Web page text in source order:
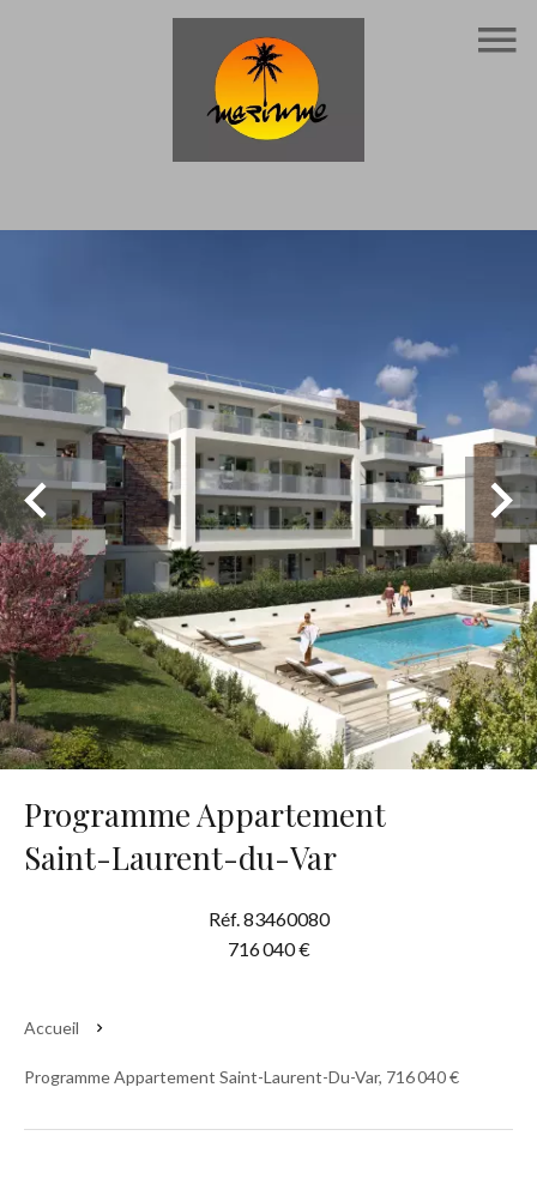
Programme Appartement
Saint-Laurent-du-Var
Réf. 83460080
716 040 €
Accueil
Programme Appartement Saint-Laurent-Du-Var, 716 040 €